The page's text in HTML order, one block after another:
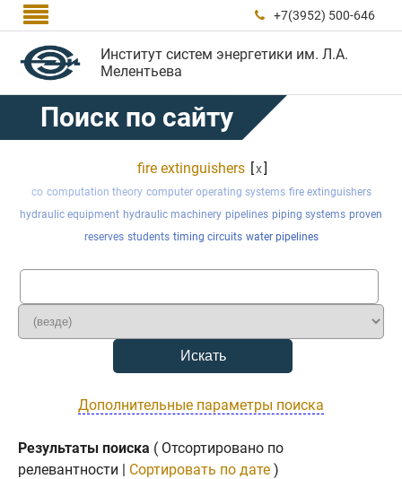
  +7(3952) 500-646
Институт систем энергетики им. Л.А.
Мелентьева
Поиск по сайту
fire extinguishers [x]
co computation theory computer operating systems fire extinguishers
hydraulic equipment hydraulic machinery pipelines piping systems proven
reserves students timing circuits water pipelines
Дополнительные параметры поиска
Результаты поиска ( Отсортировано по
релевантности | Сортировать по дате )